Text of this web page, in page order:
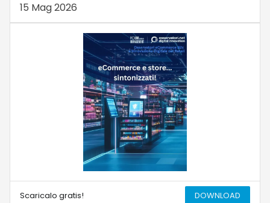
15 Mag 2026
Scaricalo gratis! DOWNLOAD